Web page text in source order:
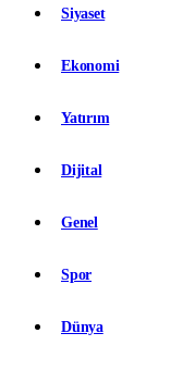
Siyaset
Ekonomi
Yatırım
Dijital
Genel
Spor
Dünya